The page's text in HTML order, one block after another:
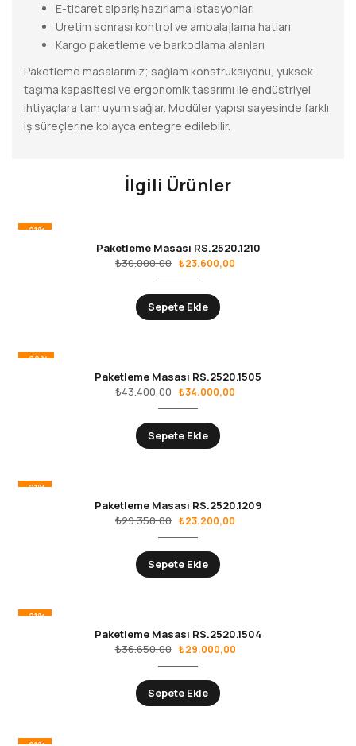
E-ticaret sipariş hazırlama istasyonları
Üretim sonrası kontrol ve ambalajlama hatları
Kargo paketleme ve barkodlama alanları
Paketleme masalarımız; sağlam konstrüksiyonu, yüksek
taşıma kapasitesi ve ergonomik tasarımı ile endüstriyel
ihtiyaçlara tam uyum sağlar. Modüler yapısı sayesinde farklı
iş süreçlerine kolayca entegre edilebilir.
İlgili Ürünler
-21%
Paketleme Masası RS.2520.1210
₺30.000,00 ₺23.600,00
Sepete Ekle
-22%
Paketleme Masası RS.2520.1505
₺43.400,00 ₺34.000,00
Sepete Ekle
-21%
Paketleme Masası RS.2520.1209
₺29.350,00 ₺23.200,00
Sepete Ekle
-21%
Paketleme Masası RS.2520.1504
₺36.650,00 ₺29.000,00
Sepete Ekle